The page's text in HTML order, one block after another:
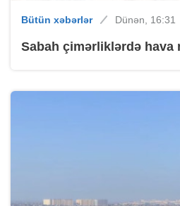
Bütün xəbərlər Dünən, 16:31
Sabah çimərliklərdə hava